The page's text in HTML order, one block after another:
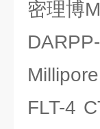
密理博
FLT-4